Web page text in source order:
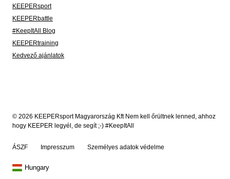
KEEPERsport
KEEPERbattle
#KeepItAll Blog
KEEPERtraining
Kedvező ajánlatok
© 2026 KEEPERsport Magyarország Kft Nem kell őrültnek lenned, ahhoz
hogy KEEPER legyél, de segít ;-) #KeepItAll
ÁSZF Impresszum Személyes adatok védelme
Hungary